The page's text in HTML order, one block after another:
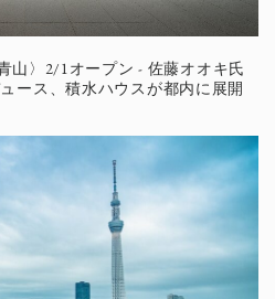
山〉2/1オープン - 佐藤オオキ氏
ース、積水ハウスが都内に展開